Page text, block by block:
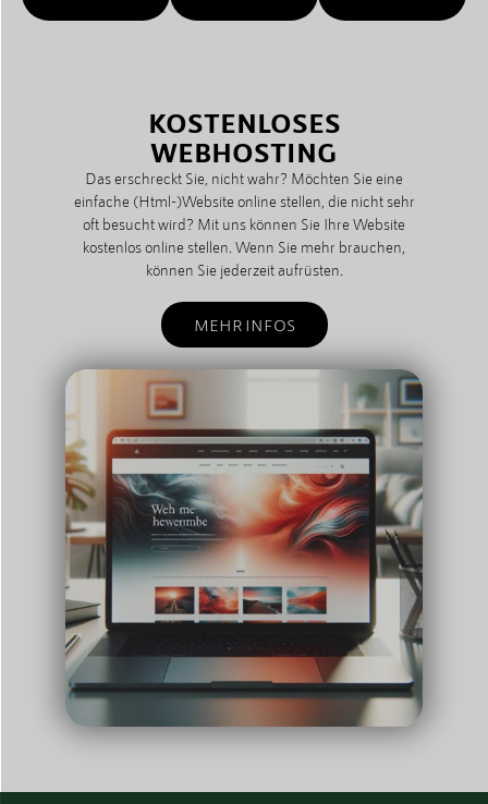
KOSTENLOSES
WEBHOSTING
Das erschreckt Sie, nicht wahr? Möchten Sie eine
einfache (Html-)Website online stellen, die nicht sehr
oft besucht wird? Mit uns können Sie Ihre Website
kostenlos online stellen. Wenn Sie mehr brauchen,
können Sie jederzeit aufrüsten.
MEHR INFOS